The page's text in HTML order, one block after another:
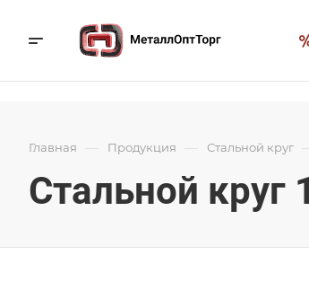
Главная — Продукция — Стальной круг
Стальной круг